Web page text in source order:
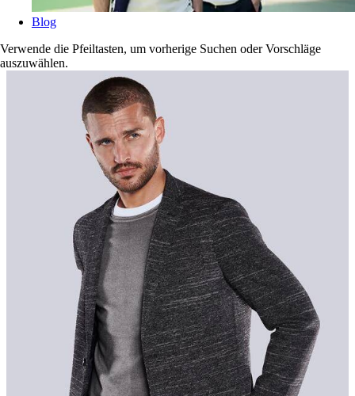
Blog
Verwende die Pfeiltasten, um vorherige Suchen oder Vorschläge
auszuwählen.